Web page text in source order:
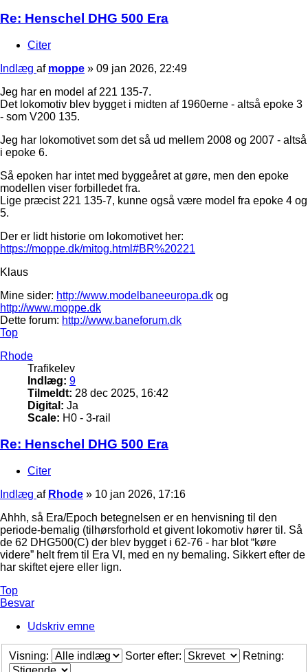
Re: Henschel DHG 500 Era
Citer
Indlæg af moppe » 09 jan 2026, 22:49
Jeg har en model af 221 135-7.
Det lokomotiv blev bygget i midten af 1960erne - altså epoke 3
- som V200 135.
Jeg har lokomotivet som det så ud mellem 2008 og 2007 - altså
i epoke 6.
Så epoken har intet med byggeåret at gøre, men den epoke
modellen viser forbilledet fra.
Lige præcist 221 135-7, kunne også være model fra epoke 4 og
5.
Der er lidt historie om lokomotivet her:
https://moppe.dk/mitog.html#BR%20221
Klaus
Mine sider: http://www.modelbaneeuropa.dk og
http://www.moppe.dk
Dette forum: http://www.baneforum.dk
Top
Rhode
Trafikelev
Indlæg: 9
Tilmeldt: 28 dec 2025, 16:42
Digital: Ja
Scale: H0 - 3-rail
Re: Henschel DHG 500 Era
Citer
Indlæg af Rhode » 10 jan 2026, 17:16
Ahhh, så Era/Epoch betegnelsen er en henvisning til den
periode-bemalig (tilhørsforhold et givent lokomotiv hører til. Så
de 62 DHG500(C) der blev bygget i 62-76 - har blot “køre
videre” helt frem til Era VI, med en ny bemaling. Sikkert efter de
har skiftet ejere eller lign.
Top
Besvar
Udskriv emne
Visning: Sorter efter: Retning: